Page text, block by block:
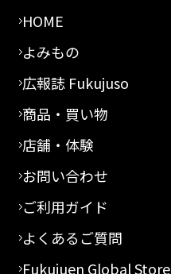
HOME
よみもの
広報誌 Fukujuso
商品・買い物
店舗・体験
お問い合わせ
ご利用ガイド
よくあるご質問
Fukujuen Global Store